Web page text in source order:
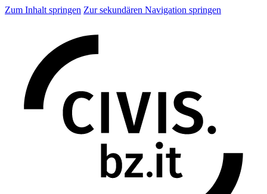
Zum Inhalt springen Zur sekundären Navigation springen